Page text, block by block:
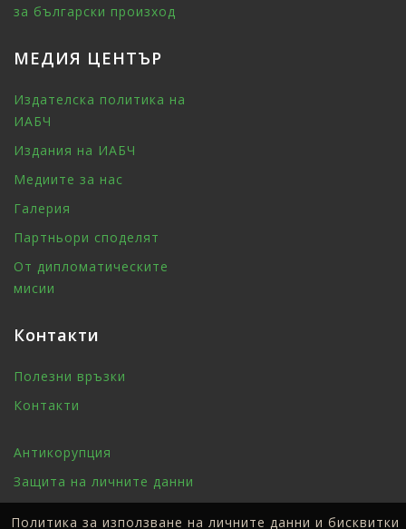
за български произход
МЕДИЯ ЦЕНТЪР
Издателска политика на
ИАБЧ
Издания на ИАБЧ
Медиите за нас
Галерия
Партньори споделят
От дипломатическите
мисии
Контакти
Полезни връзки
Контакти
Антикорупция
Защита на личните данни
Политика за използване на личните данни и бисквитки